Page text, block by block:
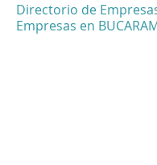
Directorio de
Empresas en